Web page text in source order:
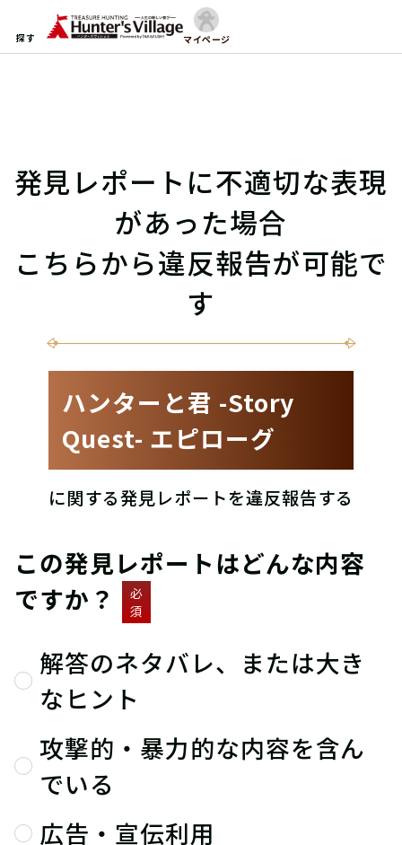
探す マイページ
発見レポートに不適切な表現
があった場合
こちらから違反報告が可能で
す
ハンターと君 -Story
Quest- エピローグ
に関する発見レポートを違反報告する
この発見レポートはどんな内容
ですか？
必
須
解答のネタバレ、または大き
なヒント
攻撃的・暴力的な内容を含ん
でいる
広告・宣伝利用